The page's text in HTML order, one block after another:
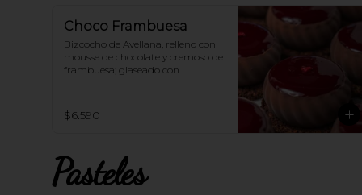
experiencia!
Choco Frambuesa
Bizcocho de Avellana, relleno con
mousse de chocolate y cremoso de
frambuesa; glaseado con
$6.590
Pasteles